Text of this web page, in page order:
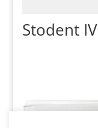
Stodent IV